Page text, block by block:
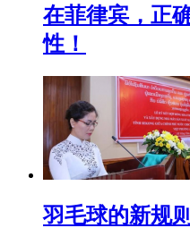
在菲律宾，正
性！
羽毛球的新规